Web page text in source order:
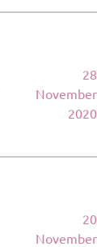
28
November
2020
20
November